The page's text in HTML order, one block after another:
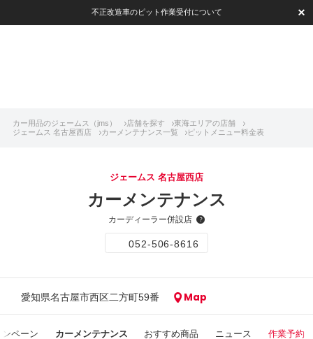
不正改造車のピット作業受付について
カー用品のジェームス（jms） 店舗を探す
東海エリアの店舗
ジェームス 名古屋西店
カーメンテナンス一覧 ピットメニュー料金表
ジェームス 名古屋西店
カーメンテナンス
カーディーラー併設店
052-506-8616
愛知県名古屋市西区二方町59番 Map
ペーン カーメンテナンス おすすめ商品 ニュース 作業予約